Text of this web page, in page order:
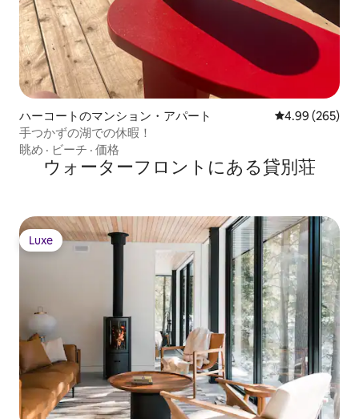
ハーコートのマンション・アパート レビュー265
4.99 (265)
手つかずの湖での休暇！
眺め · ビーチ · 価格
ウォーターフロントにある貸別荘
Luxe
Luxe